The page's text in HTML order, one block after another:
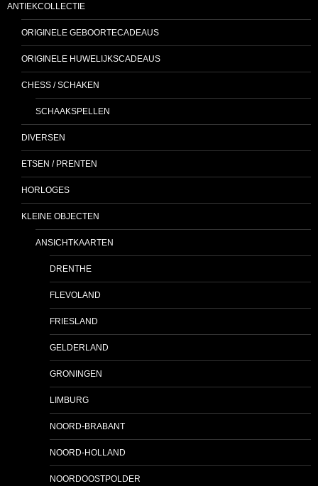
ANTIEKCOLLECTIE
ORIGINELE GEBOORTECADEAUS
ORIGINELE HUWELIJKSCADEAUS
CHESS / SCHAKEN
SCHAAKSPELLEN
DIVERSEN
ETSEN / PRENTEN
HORLOGES
KLEINE OBJECTEN
ANSICHTKAARTEN
DRENTHE
FLEVOLAND
FRIESLAND
GELDERLAND
GRONINGEN
LIMBURG
NOORD-BRABANT
NOORD-HOLLAND
NOORDOOSTPOLDER